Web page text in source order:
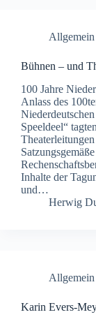
Allgemein
Bühnen – und
100 Jahre
Anlass des
Speeldeel“
Inhalte der
und…
Herwig
Allgemein
Karin Evers-